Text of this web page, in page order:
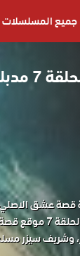
جميع المسلسلات
مسلسل
لا وطن الحلقة 7
المسلسل التركي لا